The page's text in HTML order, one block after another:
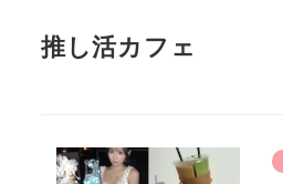
推し活カフェ